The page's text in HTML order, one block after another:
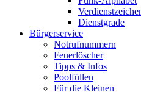
Dienstgrade
Bürgerservice
Notrufnummern
Feuerlöscher
Tipps & Infos
Poolfüllen
Für die Kleinen